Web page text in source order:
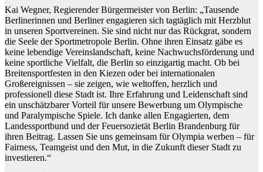
Kai Wegner, Regierender Bürgermeister von Berlin: „Tausende
Berlinerinnen und Berliner engagieren sich tagtäglich mit Herzblut
in unseren Sportvereinen. Sie sind nicht nur das Rückgrat, sondern
die Seele der Sportmetropole Berlin. Ohne ihren Einsatz gäbe es
keine lebendige Vereinslandschaft, keine Nachwuchsförderung und
keine sportliche Vielfalt, die Berlin so einzigartig macht. Ob bei
Breitensportfesten in den Kiezen oder bei internationalen
Großereignissen – sie zeigen, wie weltoffen, herzlich und
professionell diese Stadt ist. Ihre Erfahrung und Leidenschaft sind
ein unschätzbarer Vorteil für unsere Bewerbung um Olympische
und Paralympische Spiele. Ich danke allen Engagierten, dem
Landessportbund und der Feuersozietät Berlin Brandenburg für
ihren Beitrag. Lassen Sie uns gemeinsam für Olympia werben – für
Fairness, Teamgeist und den Mut, in die Zukunft dieser Stadt zu
investieren.“